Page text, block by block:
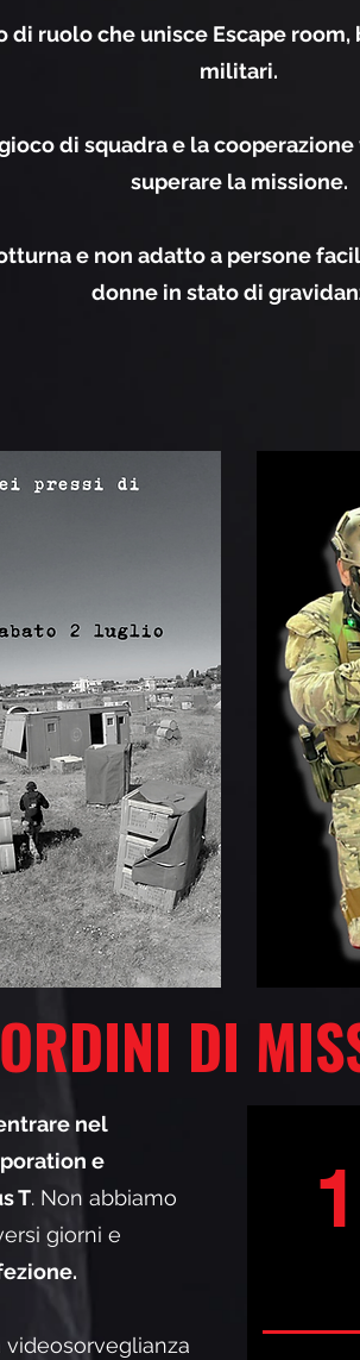
di ruolo che unisce Escape
militari.
di squadra e la
superare la missione.
e non adatto a persone
donne in stato di
ORDINI DI
nel
e
T. Non abbiamo
giorni e
1